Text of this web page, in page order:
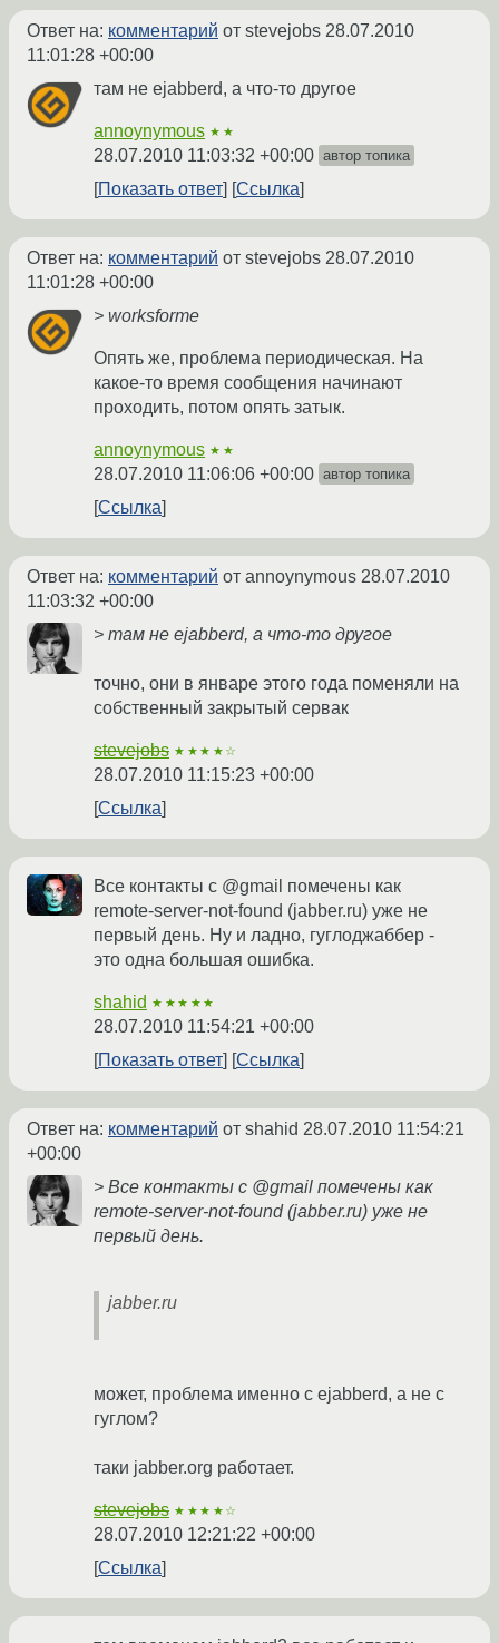
Ответ на: комментарий от stevejobs 28.07.2010
11:01:28 +00:00
там не ejabberd, а что-то другое
annoynymous ★★
28.07.2010 11:03:32 +00:00 автор топика
Показать ответ Ссылка
Ответ на: комментарий от stevejobs 28.07.2010
11:01:28 +00:00
> worksforme
Опять же, проблема периодическая. На
какое-то время сообщения начинают
проходить, потом опять затык.
annoynymous ★★
28.07.2010 11:06:06 +00:00 автор топика
Ссылка
Ответ на: комментарий от annoynymous 28.07.2010
11:03:32 +00:00
> там не ejabberd, а что-то другое
точно, они в январе этого года поменяли на
собственный закрытый сервак
stevejobs ★★★★☆
28.07.2010 11:15:23 +00:00
Ссылка
Все контакты с @gmail помечены как
remote-server-not-found (jabber.ru) уже не
первый день. Ну и ладно, гуглоджаббер -
это одна большая ошибка.
shahid ★★★★★
28.07.2010 11:54:21 +00:00
Показать ответ
Ссылка
Ответ на: комментарий от shahid 28.07.2010 11:54:21
+00:00
> Все контакты с @gmail помечены как
remote-server-not-found (jabber.ru) уже не
первый день.
jabber.ru
может, проблема именно с ejabberd, а не с
гуглом?
таки jabber.org работает.
stevejobs ★★★★☆
28.07.2010 12:21:22 +00:00
Ссылка